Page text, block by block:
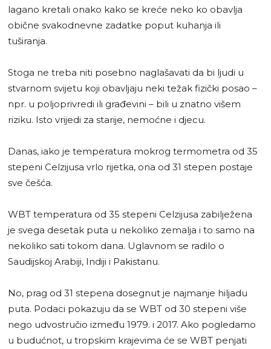
lagano kretali onako kako se kreće neko ko obavlja
obične svakodnevne zadatke poput kuhanja ili
tuširanja.
Stoga ne treba niti posebno naglašavati da bi ljudi u
stvarnom svijetu koji obavljaju neki težak fizički posao –
npr. u poljoprivredi ili građevini – bili u znatno višem
riziku. Isto vrijedi za starije, nemoćne i djecu.
Danas, iako je temperatura mokrog termometra od 35
stepeni Celzijusa vrlo rijetka, ona od 31 stepen postaje
sve češća.
WBT temperatura od 35 stepeni Celzijusa zabilježena
je svega desetak puta u nekoliko zemalja i to samo na
nekoliko sati tokom dana. Uglavnom se radilo o
Saudijskoj Arabiji, Indiji i Pakistanu.
No, prag od 31 stepena dosegnut je najmanje hiljadu
puta. Podaci pokazuju da se WBT od 30 stepeni više
nego udvostručio između 1979. i 2017. Ako pogledamo
u budućnot, u tropskim krajevima će se WBT penjati